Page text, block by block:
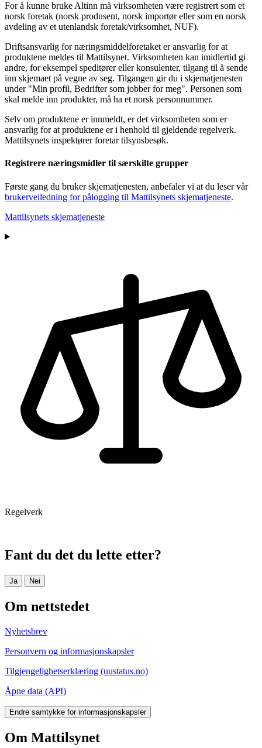
For å kunne bruke Altinn må virksomheten være registrert som et
norsk foretak (norsk produsent, norsk importør eller som en norsk
avdeling av et utenlandsk foretak/virksomhet, NUF).
Driftsansvarlig for næringsmiddelforetaket er ansvarlig for at
produktene meldes til Mattilsynet. Virksomheten kan imidlertid gi
andre, for eksempel speditører eller konsulenter, tilgang til å sende
inn skjemaet på vegne av seg. Tilgangen gir du i skjematjenesten
under "Min profil, Bedrifter som jobber for meg". Personen som
skal melde inn produkter, må ha et norsk personnummer.
Selv om produktene er innmeldt, er det virksomheten som er
ansvarlig for at produktene er i henhold til gjeldende regelverk.
Mattilsynets inspektører foretar tilsynsbesøk.
Registrere næringsmidler til særskilte grupper
Første gang du bruker skjematjenesten, anbefaler vi at du leser vår
brukerveiledning for pålogging til Mattilsynets skjematjeneste.
Mattilsynets skjematjeneste
Regelverk
Fant du det du lette etter?
Ja Nei
Om nettstedet
Nyhetsbrev
Personvern og informasjonskapsler
Tilgjengelighetserklæring (uustatus.no)
Åpne data (API)
Endre samtykke for informasjonskapsler
Om Mattilsynet